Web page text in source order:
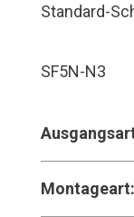
Standard-
SF5N-N3
Montageart: